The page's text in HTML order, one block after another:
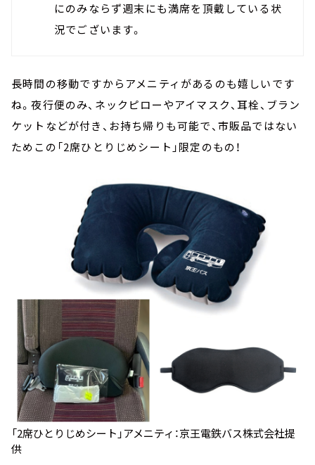
にのみならず週末にも満席を頂戴している状
況でございます。
長時間の移動ですからアメニティがあるのも嬉しいです
ね。夜行便のみ、ネックピローやアイマスク、耳栓、ブラン
ケットなどが付き、お持ち帰りも可能で、市販品ではない
ためこの「2席ひとりじめシート」限定のもの！
「2席ひとりじめシート」アメニティ：京王電鉄バス株式会社提
供